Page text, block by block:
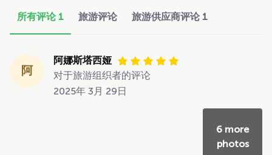
所有评论 1 旅游评论 旅游供应商评论 1
阿
阿娜斯塔西娅
对于旅游组织者的评论
2025年 3月 29日
6 more
photos